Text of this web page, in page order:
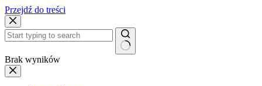
Przejdź do treści
Brak wyników